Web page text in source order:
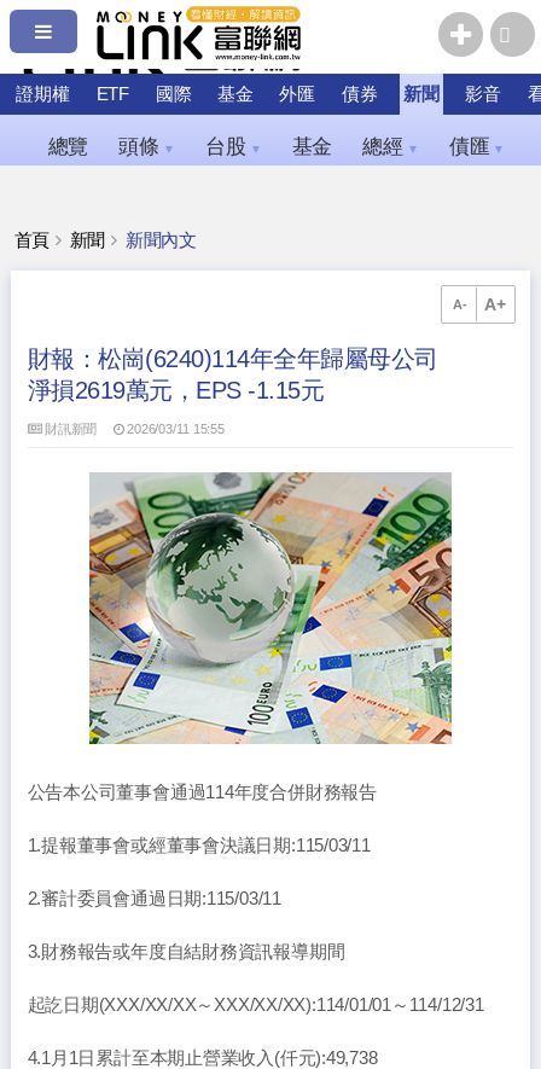
證期權 ETF 國際 基金 外匯 債券 新聞 影音
總覽 頭條 ▼ 台股 ▼ 基金 總經 ▼ 債匯 ▼
首頁 新聞 新聞內文
A- A+
財報：松崗(6240)114年全年歸屬母公司
淨損2619萬元，EPS -1.15元
財訊新聞 2026/03/11 15:55
公告本公司董事會通過114年度合併財務報告
1.提報董事會或經董事會決議日期:115/03/11
2.審計委員會通過日期:115/03/11
3.財務報告或年度自結財務資訊報導期間
起訖日期(XXX/XX/XX～XXX/XX/XX):114/01/01～114/12/31
4.1月1日累計至本期止營業收入(仟元):49,738